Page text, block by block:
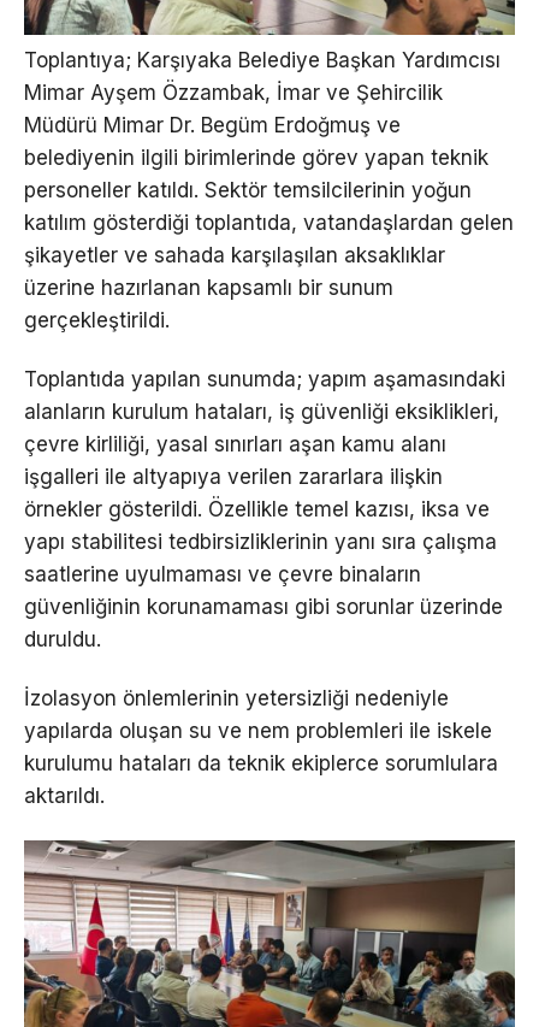
Toplantıya; Karşıyaka Belediye Başkan Yardımcısı
Mimar Ayşem Özzambak, İmar ve Şehircilik
Müdürü Mimar Dr. Begüm Erdoğmuş ve
belediyenin ilgili birimlerinde görev yapan teknik
personeller katıldı. Sektör temsilcilerinin yoğun
katılım gösterdiği toplantıda, vatandaşlardan gelen
şikayetler ve sahada karşılaşılan aksaklıklar
üzerine hazırlanan kapsamlı bir sunum
gerçekleştirildi.
Toplantıda yapılan sunumda; yapım aşamasındaki
alanların kurulum hataları, iş güvenliği eksiklikleri,
çevre kirliliği, yasal sınırları aşan kamu alanı
işgalleri ile altyapıya verilen zararlara ilişkin
örnekler gösterildi. Özellikle temel kazısı, iksa ve
yapı stabilitesi tedbirsizliklerinin yanı sıra çalışma
saatlerine uyulmaması ve çevre binaların
güvenliğinin korunamaması gibi sorunlar üzerinde
duruldu.
İzolasyon önlemlerinin yetersizliği nedeniyle
yapılarda oluşan su ve nem problemleri ile iskele
kurulumu hataları da teknik ekiplerce sorumlulara
aktarıldı.